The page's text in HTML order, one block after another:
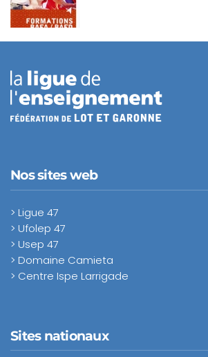
Nos sites web
> Ligue 47
> Ufolep 47
> Usep 47
> Domaine Camieta
> Centre Ispe Larrigade
Sites nationaux